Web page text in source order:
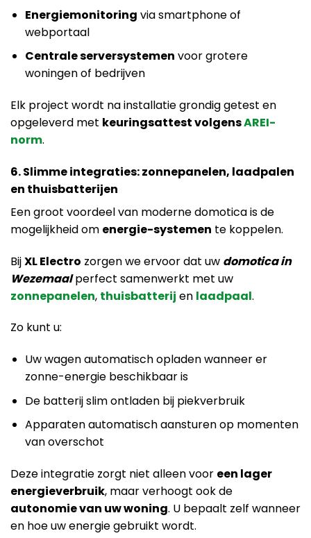
Energiemonitoring via smartphone of
webportaal
Centrale serversystemen voor grotere
woningen of bedrijven
Elk project wordt na installatie grondig getest en
opgeleverd met keuringsattest volgensAREI-
norm.
6. Slimme integraties: zonnepanelen, laadpalen
en thuisbatterijen
Een groot voordeel van moderne domotica is de
mogelijkheid om energie-systemen te koppelen.
BijXL Electro zorgen we ervoor dat uw domotica in
Wezemaalperfect samenwerkt met uw
zonnepanelen, thuisbatterij en laadpaal.
Zo kunt u:
Uw wagen automatisch opladen wanneer er
zonne-energie beschikbaar is
De batterij slim ontladen bij piekverbruik
Apparaten automatisch aansturen op momenten
van overschot
Deze integratie zorgt niet alleen voor een lager
energieverbruik, maar verhoogt ook de
autonomie van uw woning. U bepaalt zelf wanneer
en hoe uw energie gebruikt wordt.